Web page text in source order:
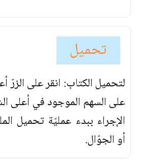
تحميل
لتحميل الكتاب: انقر على الزرّ
على السهم الموجود في أعلى
الإجراء ببدء عمليّة تحميل
أو الجوّال.